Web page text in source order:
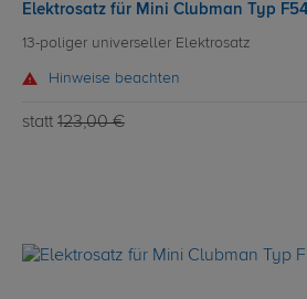
Elektrosatz für Mini Clubman Typ
13-poliger universeller Elektrosatz
Hinweise beachten
statt 123,00 €